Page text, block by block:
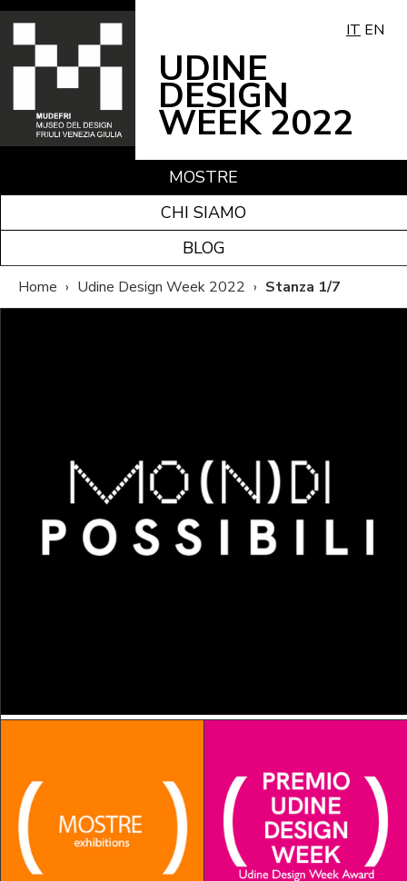
IT EN
UDINE
DESIGN
WEEK 2022
MOSTRE
CHI SIAMO
BLOG
Home › Udine Design Week 2022 › Stanza 1/7